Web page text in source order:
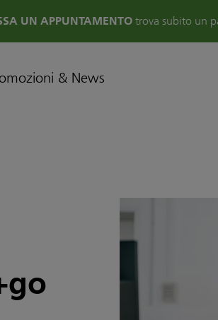
UN APPUNTAMENTO trova subito un
& News